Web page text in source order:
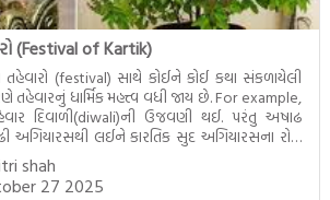
(Festival of Kartik)
તહેવારો (festival) સાથે કોઈને કોઈ કથા સંકળાયેલી
ધાર્મિક મહત્ત્વ વધી જાય છે. For example,
દિવાળી(diwali)ની ઉજવણી થઈ. પરંતુ અષાઢ
અગિયારસથી લઈને કારતિક સુદ અગિયારસના રોજ
વચ્ચે મોટેભાગે યજ્ઞોપવીત સંસ્કાર, લગ્ન,
જેવા […]
shah
27 2025